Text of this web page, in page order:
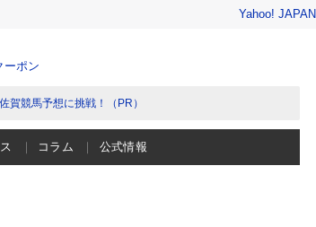
Yahoo! JAPAN
ーポン
賀競馬予想に挑戦！（PR）
コラム 公式情報